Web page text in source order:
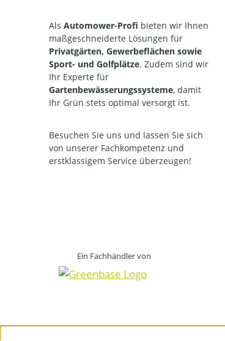
Als Automower-Profi bieten wir Ihnen
maßgeschneiderte Lösungen für
Privatgärten, Gewerbeflächen sowie
Sport- und Golfplätze. Zudem sind wir
Ihr Experte für
Gartenbewässerungssysteme, damit
Ihr Grün stets optimal versorgt ist.
Besuchen Sie uns und lassen Sie sich
von unserer Fachkompetenz und
erstklassigem Service überzeugen!
Ein Fachhändler von